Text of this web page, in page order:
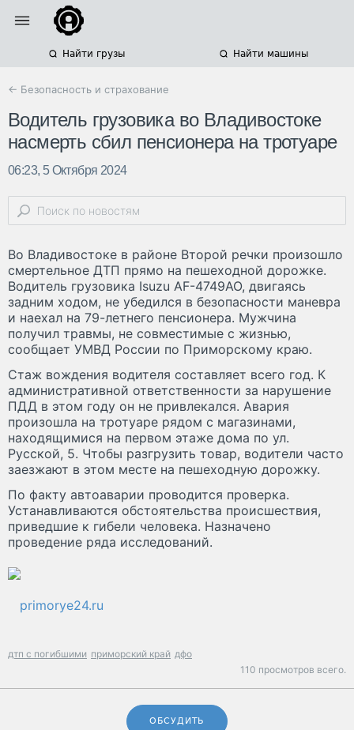
Найти грузы Найти машины
← Безопасность и страхование
Водитель грузовика во Владивостоке
насмерть сбил пенсионера на тротуаре
06:23, 5 Октября 2024
Во Владивостоке в районе Второй речки произошло
смертельное ДТП прямо на пешеходной дорожке.
Водитель грузовика Isuzu AF-4749AO, двигаясь
задним ходом, не убедился в безопасности маневра
и наехал на 79-летнего пенсионера. Мужчина
получил травмы, не совместимые с жизнью,
сообщает УМВД России по Приморскому краю.
Стаж вождения водителя составляет всего год. К
административной ответственности за нарушение
ПДД в этом году он не привлекался. Авария
произошла на тротуаре рядом с магазинами,
находящимися на первом этаже дома по ул.
Русской, 5. Чтобы разгрузить товар, водители часто
заезжают в этом месте на пешеходную дорожку.
По факту автоаварии проводится проверка.
Устанавливаются обстоятельства происшествия,
приведшие к гибели человека. Назначено
проведение ряда исследований.
primorye24.ru
дтп с погибшими приморский край дфо
110 просмотров всего.
ОБСУДИТЬ